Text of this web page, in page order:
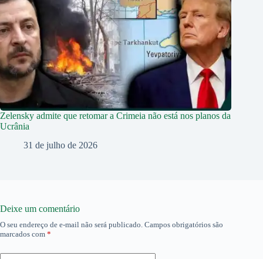
Zelensky admite que retomar a Crimeia não está nos planos da
Ucrânia
31 de julho de 2026
Deixe um comentário
O seu endereço de e-mail não será publicado. Campos obrigatórios são
marcados com *